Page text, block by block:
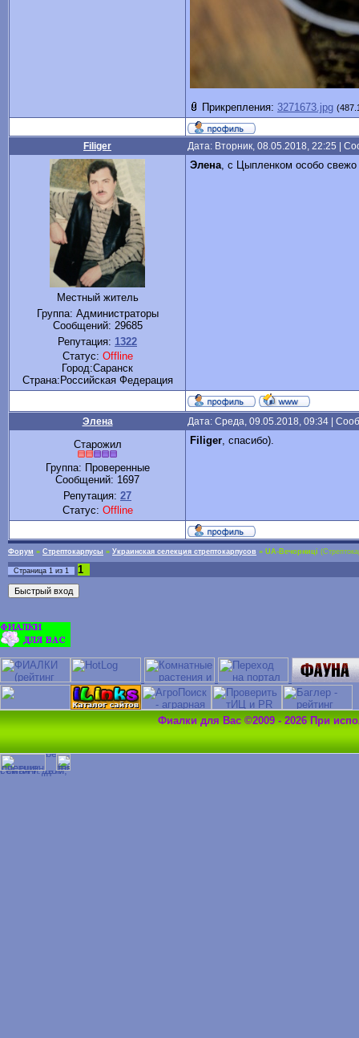
Прикрепления: 3271673.jpg
Filiger Дата: Вторник, 08.05.2018, 22:25 |
Местный житель
Группа: Администраторы
Сообщений: 29685
Репутация: 1322
Статус: Offline
Город:Саранск
Cтрана:Российская Федерация
Элена, с Цыпленком особо свежо
Элена Дата: Среда, 09.05.2018, 09:34 |
Старожил
Группа: Проверенные
Сообщений: 1697
Репутация: 27
Статус: Offline
Filiger, спасибо).
Форум » Стрептокарпусы » Украинская селекция стрептокарпусов » UA-Вечорниці
Страница 1 из 1 1
Фиалки для Вас ©2009 - 2026 При